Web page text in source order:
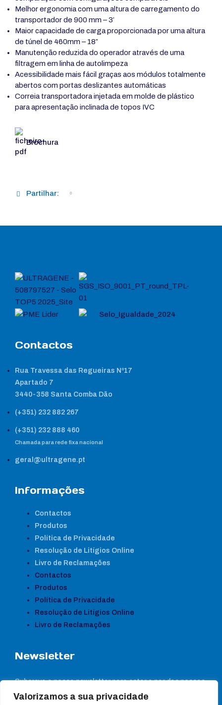
Valorizamos a sua privacidade
Melhor ergonomia com uma altura de carregamento do
transportador de 900 mm – 3’
Maior capacidade de carga proporcionada por uma altura
de túnel de 460mm – 18”
Manutenção reduzida do operador através de uma
filtragem em linha de autolimpeza
Acessibilidade mais fácil graças aos módulos totalmente
abertos com portas deslizantes automáticas
Correia transportadora injetada em molde de plástico
para apresentação inclinada de topos IVC
Brochura
Partilhar:
Contactos
Rua Travessa das Regueiras Nº17
Apartado 7
3440-358 Santa Comba Dão
(+351) 232 882 267
(+351) 232 888 460
Chamada para rede fixa nacional
geral@ultragene.pt
Informações
Contactos
Produtos
Política de Privacidade
Resolução de Litígios Online
Livro de Reclamações
Contactos
Produtos
Política de Privacidade
Resolução de Litígios Online
Livro de Reclamações
Newsletter
Subcreva a nossa newsletter para estar a par das nossas
notícias